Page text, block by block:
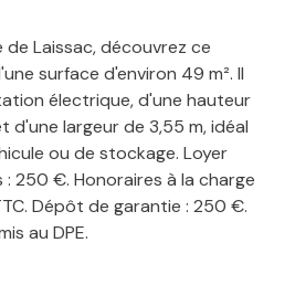
Laissac, découvrez ce
surface d'environ 49 m². Il
électrique, d'une hauteur
d'une largeur de 3,55 m, idéal
ou de stockage. Loyer
250 €. Honoraires à la charge
Dépôt de garantie : 250 €.
au DPE.